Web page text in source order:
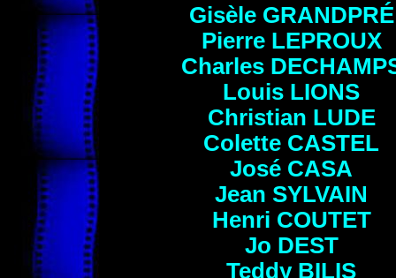
Gisèle GRANDPRÉ
Pierre LEPROUX
Charles
Louis LIONS
Christian LUDE
Colette CASTEL
José CASA
Jean SYLVAIN
Henri COUTET
Jo DEST
Teddy BILIS